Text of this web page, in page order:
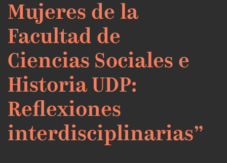
Mujeres de la
Facultad de
Ciencias Sociales e
Historia UDP:
Reflexiones
interdisciplinarias”